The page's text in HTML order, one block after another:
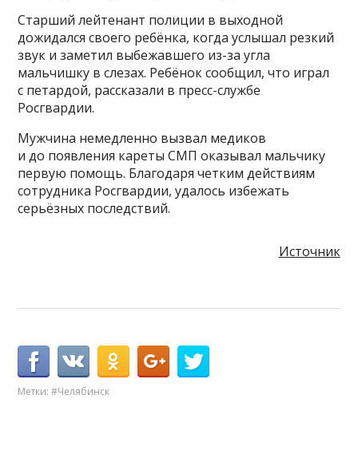
Старший лейтенант полиции в выходной
дожидался своего ребёнка, когда услышал резкий
звук и заметил выбежавшего из-за угла
мальчишку в слезах. Ребёнок сообщил, что играл
с петардой, рассказали в пресс-службе
Росгвардии.
Мужчина немедленно вызвал медиков
и до появления кареты СМП оказывал мальчику
первую помощь. Благодаря четким действиям
сотрудника Росгвардии, удалось избежать
серьёзных последствий.
Источник
Метки:#Челябинск